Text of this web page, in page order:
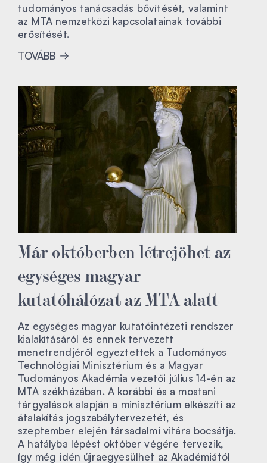
tudományos tanácsadás bővítését, valamint
az MTA nemzetközi kapcsolatainak további
erősítését.
TOVÁBB
Már októberben létrejöhet az
egységes magyar
kutatóhálózat az MTA alatt
Az egységes magyar kutatóintézeti rendszer
kialakításáról és ennek tervezett
menetrendjéről egyeztettek a Tudományos
Technológiai Minisztérium és a Magyar
Tudományos Akadémia vezetői július 14-én az
MTA székházában. A korábbi és a mostani
tárgyalások alapján a minisztérium elkészíti az
átalakítás jogszabálytervezetét, és
szeptember elején társadalmi vitára bocsátja.
A hatályba lépést október végére tervezik,
így még idén újraegyesülhet az Akadémiától